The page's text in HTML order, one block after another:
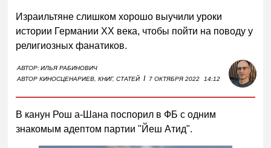
Израильтяне слишком хорошо выучили уроки
истории Германии XX века, чтобы пойти на поводу у
религиозных фанатиков.
АВТОР:ИЛЬЯ РАБИНОВИЧ
АВТОР КИНОСЦЕНАРИЕВ, КНИГ, СТАТЕЙ I 7 ОКТЯБРЯ 2022 14:12
В канун Рош а-Шана поспорил в ФБ с одним
знакомым адептом партии "Йеш Атид".